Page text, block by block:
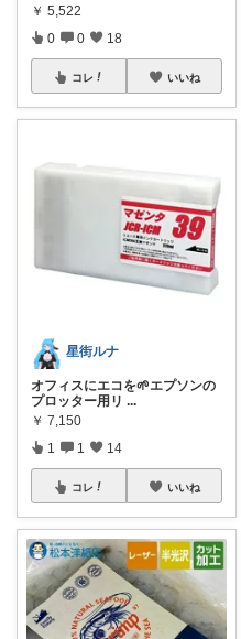
￥ 5,522
0 0 18
コレ いいね
星街ルナ
オフィスにエコを🌱エプソンの
プロッター用リ ...
￥ 7,150
1 1 14
コレ いいね